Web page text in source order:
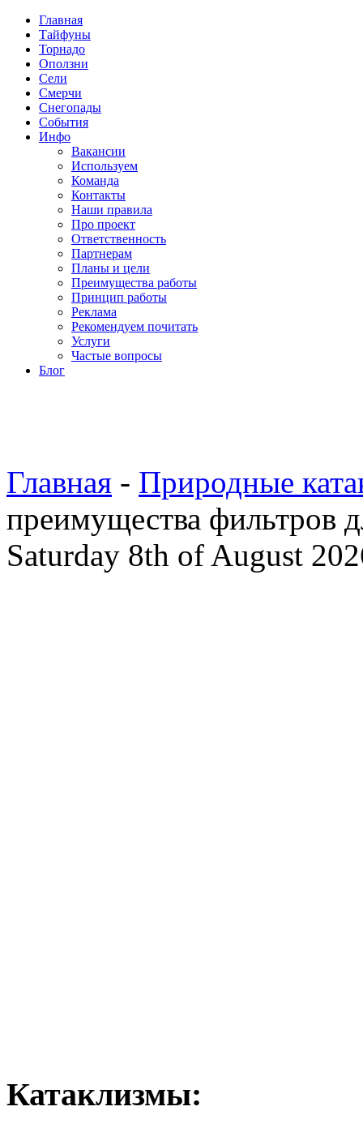
Главная
Тайфуны
Торнадо
Оползни
Сели
Смерчи
Снегопады
События
Инфо
Вакансии
Используем
Команда
Контакты
Наши правила
Про проект
Ответственность
Партнерам
Планы и цели
Преимущества работы
Принцип работы
Реклама
Рекомендуем почитать
Услуги
Частые вопросы
Блог
Главная - Природные
преимущества фильтров
Saturday 8th of August
Катаклизмы: